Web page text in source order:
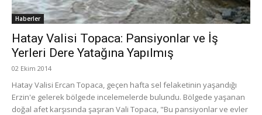
Haberler
Hatay Valisi Topaca: Pansiyonlar ve İş
Yerleri Dere Yatağına Yapılmış
02 Ekim 2014
Hatay Valisi Ercan Topaca, geçen hafta sel felaketinin yaşandığı
Erzin'e gelerek bölgede incelemelerde bulundu. Bölgede yaşanan
doğal afet karşısında şaşıran Vali Topaca, "Bu pansiyonlar ve evler